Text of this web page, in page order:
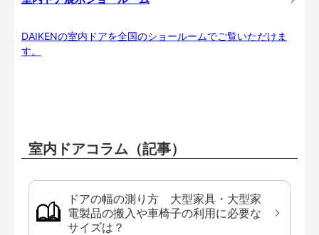
DAIKENの室内ドアを全国のショールームでご覧いただけま
す。
室内ドアコラム（記事）
ドアの幅の測り方 大型家具・大型家
電製品の搬入や車椅子の利用に必要な
サイズは？